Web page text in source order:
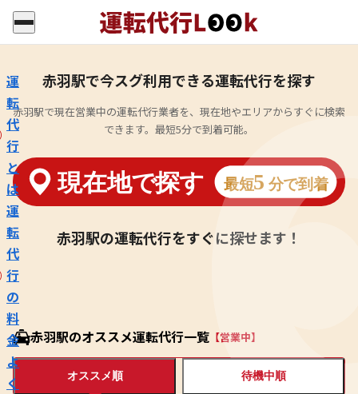
運
転
代
行
と
は
運
転
代
行
の
料
金
よ
く
赤羽駅で今スグ利用できる運転代行を探す
赤羽駅で現在営業中の運転代行業者を、現在地やエリアからすぐに検索
できます。最短5分で到着可能。
赤羽駅の運転代行をすぐに探せます！
赤羽駅のオススメ運転代行一覧 【営業中】
オススメ順 待機中順